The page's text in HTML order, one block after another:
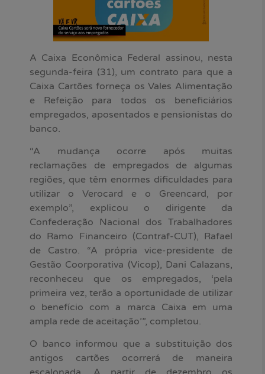
A Caixa Econômica Federal assinou, nesta
segunda-feira (31), um contrato para que a
Caixa Cartões forneça os Vales Alimentação
e Refeição para todos os beneficiários
empregados, aposentados e pensionistas do
banco.
“A mudança ocorre após muitas
reclamações de empregados de algumas
regiões, que têm enormes dificuldades para
utilizar o Verocard e o Greencard, por
exemplo”, explicou o dirigente da
Confederação Nacional dos Trabalhadores
do Ramo Financeiro (Contraf-CUT), Rafael
de Castro. “A própria vice-presidente de
Gestão Coorporativa (Vicop), Dani Calazans,
reconheceu que os empregados, ‘pela
primeira vez, terão a oportunidade de utilizar
o benefício com a marca Caixa em uma
ampla rede de aceitação’”, completou.
O banco informou que a substituição dos
antigos cartões ocorrerá de maneira